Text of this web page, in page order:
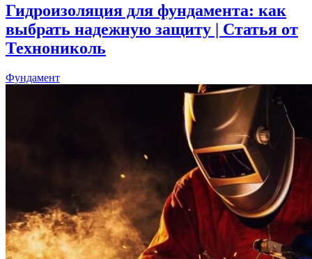
Гидроизоляция для фундамента: как
выбрать надежную защиту | Статья от
Технониколь
Фундамент